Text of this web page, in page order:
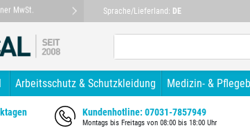
Sprache/Lieferland: DE
MwSt. Mehr als 10 Jahre
Arbeitsschutz & Schutzkleidung Medizin- &
Kundenhotline: 07031-7857949
Montags bis Freitags von 08:00 bis 18:00 Uhr